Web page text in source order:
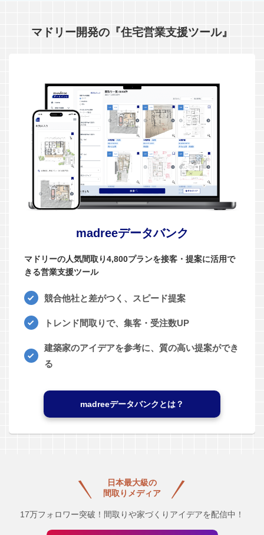
マドリー開発の『住宅営業支援ツール』
madreeデータバンク
マドリーの人気間取り4,800プランを接客・提案に活用で
きる営業支援ツール
競合他社と差がつく、スピード提案
トレンド間取りで、集客・受注数UP
建築家のアイデアを参考に、質の高い提案ができ
る
madreeデータバンクとは？
日本最大級の
間取りメディア
17万フォロワー突破！間取りや家づくりアイデアを配信中！